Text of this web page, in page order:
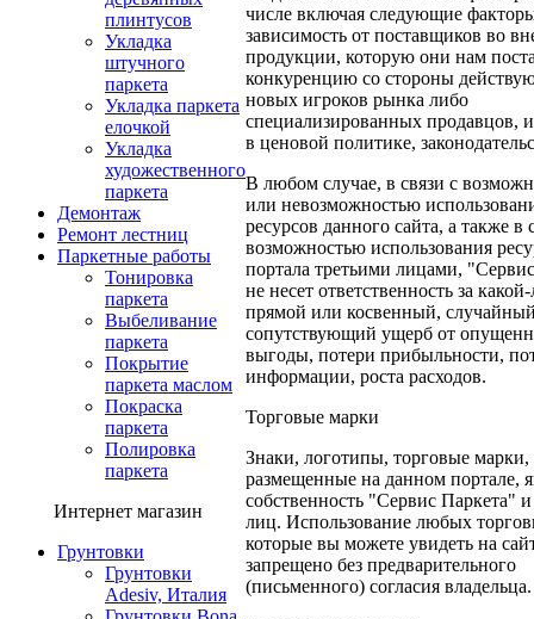
плинтусов
Укладка
штучного
паркета
Укладка паркета
елочкой
Укладка
художественного
паркета
Демонтаж
Ремонт лестниц
Паркетные работы
Тонировка
паркета
Выбеливание
паркета
Покрытие
паркета маслом
Покраска
паркета
Полировка
паркета
Интернет магазин
Грунтовки
Грунтовки
Adesiv, Италия
числе включая следующие
зависимость от поставщиков во
продукции, которую они нам
конкуренцию со стороны
новых игроков рынка либо
специализированных продавцов,
в ценовой политике,
В любом случае, в связи с
или невозможностью
ресурсов данного сайта, а также в
возможностью использования
портала третьими лицами,
не несет ответственность за
прямой или косвенный,
сопутствующий ущерб от
выгоды, потери прибыльности,
информации, роста расходов.
Торговые марки
Знаки, логотипы, торговые марки,
размещенные на данном портале,
собственность "Сервис Паркета" и
лиц. Использование любых
которые вы можете увидеть на
запрещено без предварительного
(письменного) согласия владельца.